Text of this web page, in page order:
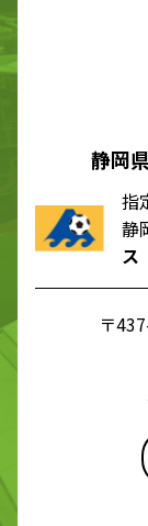
静岡
指
静
ス
〒